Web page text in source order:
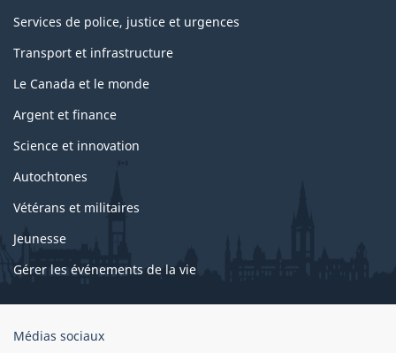
Services de police, justice et urgences
Transport et infrastructure
Le Canada et le monde
Argent et finance
Science et innovation
Autochtones
Vétérans et militaires
Jeunesse
Gérer les événements de la vie
Organisation
Médias sociaux